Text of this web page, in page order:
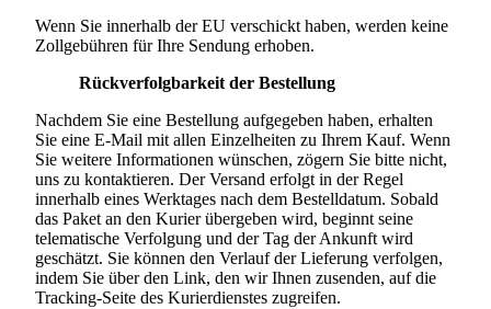
Wenn Sie innerhalb der EU verschickt haben, werden keine
Zollgebühren für Ihre Sendung erhoben.
Rückverfolgbarkeit der Bestellung
Nachdem Sie eine Bestellung aufgegeben haben, erhalten
Sie eine E-Mail mit allen Einzelheiten zu Ihrem Kauf. Wenn
Sie weitere Informationen wünschen, zögern Sie bitte nicht,
uns zu kontaktieren. Der Versand erfolgt in der Regel
innerhalb eines Werktages nach dem Bestelldatum. Sobald
das Paket an den Kurier übergeben wird, beginnt seine
telematische Verfolgung und der Tag der Ankunft wird
geschätzt. Sie können den Verlauf der Lieferung verfolgen,
indem Sie über den Link, den wir Ihnen zusenden, auf die
Tracking-Seite des Kurierdienstes zugreifen.